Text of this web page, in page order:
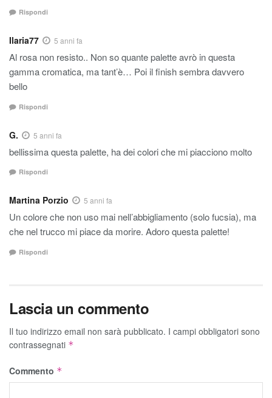
Rispondi
Ilaria77 5 anni fa
Al rosa non resisto.. Non so quante palette avrò in questa
gamma cromatica, ma tant’è… Poi il finish sembra davvero
bello
Rispondi
G. 5 anni fa
bellissima questa palette, ha dei colori che mi piacciono molto
Rispondi
Martina Porzio 5 anni fa
Un colore che non uso mai nell’abbigliamento (solo fucsia), ma
che nel trucco mi piace da morire. Adoro questa palette!
Rispondi
Lascia un commento
Il tuo indirizzo email non sarà pubblicato. I campi obbligatori sono
contrassegnati *
Commento *